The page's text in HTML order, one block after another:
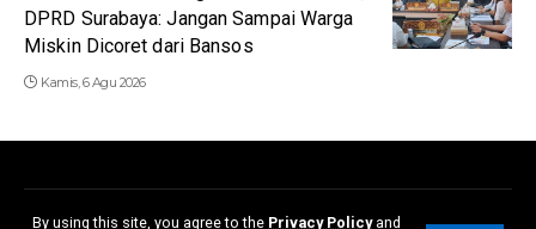
By using this site, you agree to the Privacy Policyand
DPRD Surabaya: Jangan Sampai Warga
Miskin Dicoret dari Bansos
Kamis, 6 Agu 2026
Redaksi Disclaimer Kerjasama dan Iklan Pedoman Media Siber